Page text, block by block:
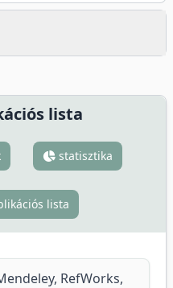
lista
statisztika
lista
RefWorks,